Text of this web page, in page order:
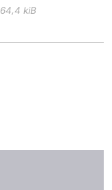
64,4 kiB